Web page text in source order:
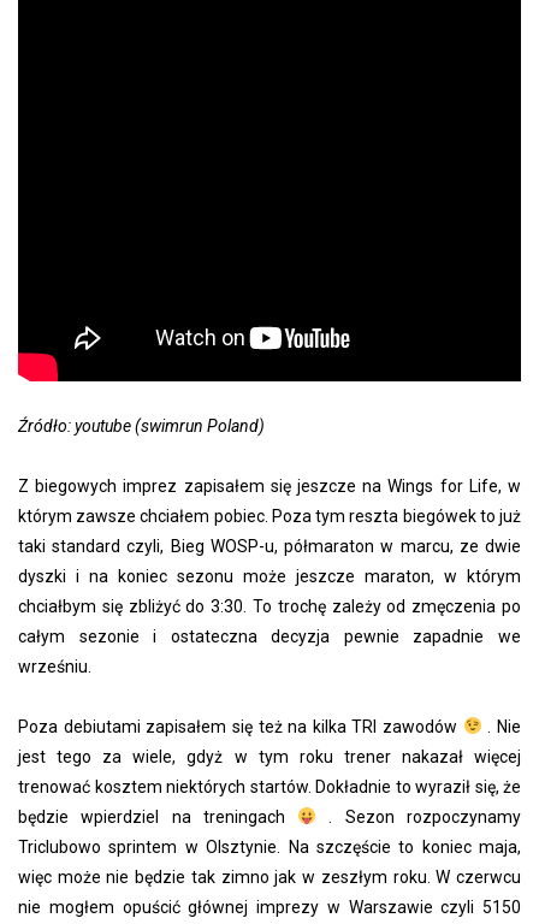
Źródło: youtube (swimrun Poland)
Z biegowych imprez zapisałem się jeszcze na Wings for Life, w
którym zawsze chciałem pobiec. Poza tym reszta biegówek to już
taki standard czyli, Bieg WOSP-u, półmaraton w marcu, ze dwie
dyszki i na koniec sezonu może jeszcze maraton, w którym
chciałbym się zbliżyć do 3:30. To trochę zależy od zmęczenia po
całym sezonie i ostateczna decyzja pewnie zapadnie we
wrześniu.
Poza debiutami zapisałem się też na kilka TRI zawodów
. Nie
jest tego za wiele, gdyż w tym roku trener nakazał więcej
trenować kosztem niektórych startów. Dokładnie to wyraził się, że
będzie wpierdziel na treningach
. Sezon rozpoczynamy
Triclubowo sprintem w Olsztynie. Na szczęście to koniec maja,
więc może nie będzie tak zimno jak w zeszłym roku. W czerwcu
nie mogłem opuścić głównej imprezy w Warszawie czyli 5150